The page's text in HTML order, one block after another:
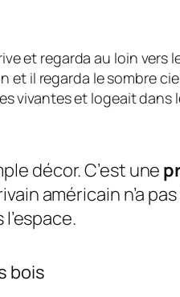
et regarda au loin
et il regarda le sombre
vivantes et logeait dans
décor. C’est une
américain n’a
bois